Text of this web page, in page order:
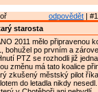
odpovědět |
starosta
2011 mělo připravenou
bohužel po prvním a
PTZ se rozhodli již
změnu má tato koalice
zkušený městský pilot
do letadla nikdy